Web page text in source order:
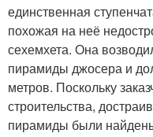
единственная
похожая на неё
сехемхета. Она
пирамиды джосера и
метров. Поскольку
строительства,
пирамиды были